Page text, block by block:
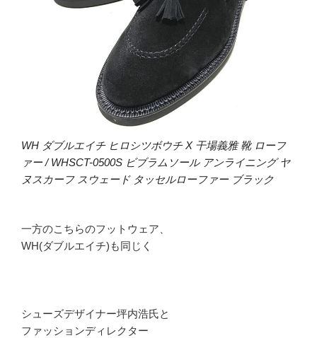
WH ダブルエイチ ヒロシツボウチ X 干場義雅 靴 ローフ
ァー / WHSCT-0500S ビブラムソール アンライニング ヤ
ヌスカーフ スウェード タッセルローファー ブラック
一方のこちらのフットウェア、
WH(ダブルエイチ)も同じく
シューズデザイナー坪内浩氏と
ファッションディレクター